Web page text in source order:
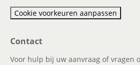
Cookie voorkeuren aanpassen
Contact
Voor hulp bij uw aanvraag of vragen